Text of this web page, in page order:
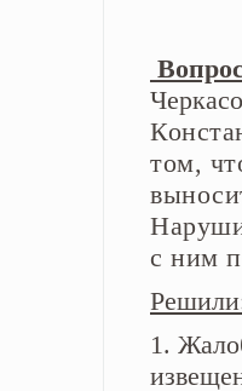
том,
с ним
1.